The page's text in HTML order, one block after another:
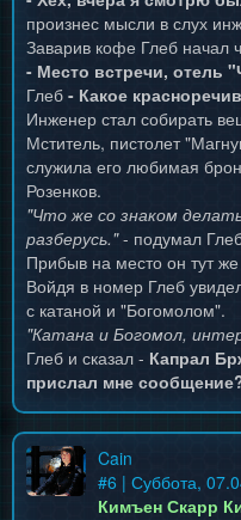
произнес мысли в слух
Заварив кофе Глеб начал
- Место встречи, отель
Глеб - Какое
Инженер стал собирать
Мститель, пистолет
служила его любимая
Розенков.
"Что же со знаком
разберусь."- подумал
Прибыв на место он тут
Войдя в номер Глеб
с катаной и "Богомолом".
"Катана и Богомол,
Глеб и сказал - Капрал
прислал мне
Cain
#6 | Суббота,
Кимъен Скарр